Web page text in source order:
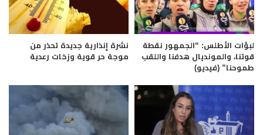
لبؤات الأطلس: “الجمهور نقطة
قوتنا، والمونديال هدفنا واللقب
طموحنا” (فيديو)
نشرة إنذارية جديدة تحذر من
موجة حر قوية وزخات رعدية